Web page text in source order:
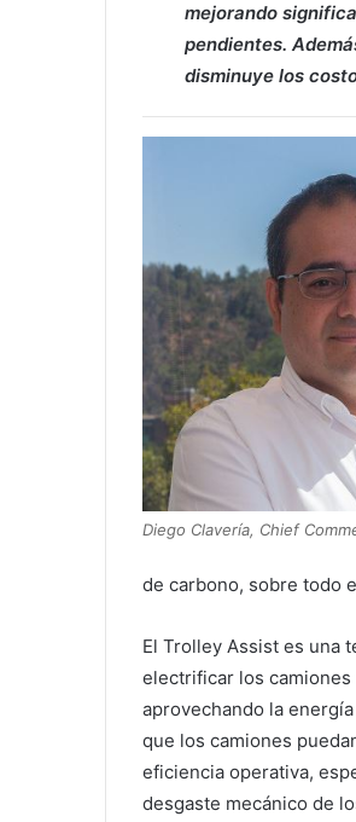
mejorando
pendientes.
disminuye los
Diego Clavería, Chief
de carbono, sobre todo
El Trolley Assist es una
electrificar los
aprovechando la
que los camiones
eficiencia operativa,
desgaste mecánico de